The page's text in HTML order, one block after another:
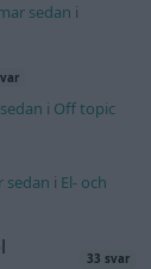
sedan i
i Off topic
sedan i El- och
33 svar